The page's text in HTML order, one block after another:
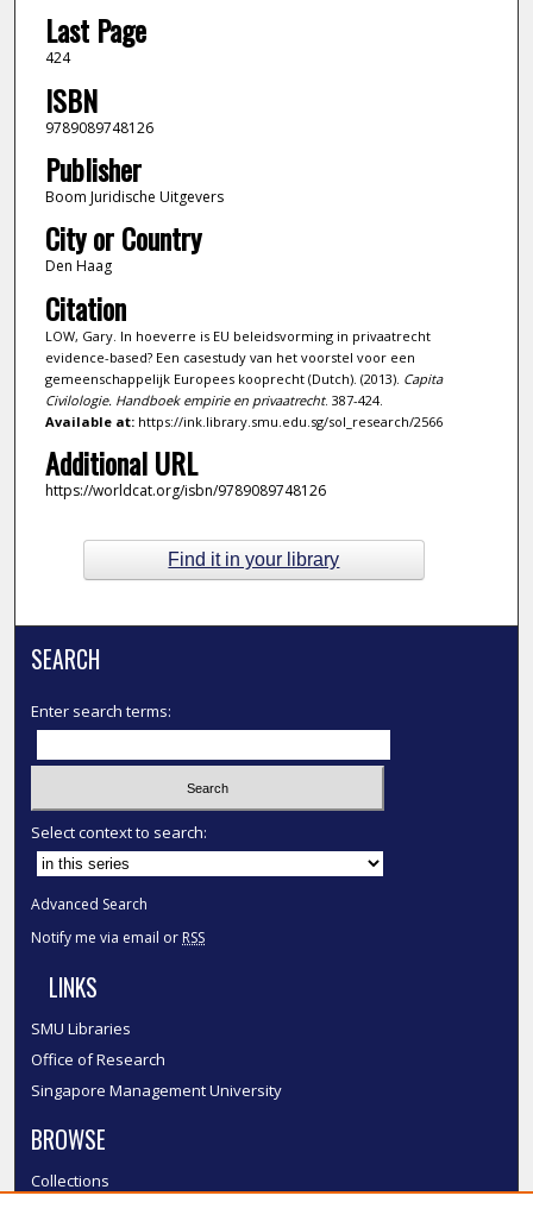
Last Page
424
ISBN
9789089748126
Publisher
Boom Juridische Uitgevers
City or Country
Den Haag
Citation
LOW, Gary. In hoeverre is EU beleidsvorming in privaatrecht
evidence-based? Een casestudy van het voorstel voor een
gemeenschappelijk Europees kooprecht (Dutch). (2013). Capita
Civilologie. Handboek empirie en privaatrecht. 387-424.
Available at:https://ink.library.smu.edu.sg/sol_research/2566
Additional URL
https://worldcat.org/isbn/9789089748126
Find it in your library
SEARCH
Enter search terms:
Select context to search:
Advanced Search
Notify me via email or RSS
LINKS
SMU Libraries
Office of Research
Singapore Management University
BROWSE
Collections